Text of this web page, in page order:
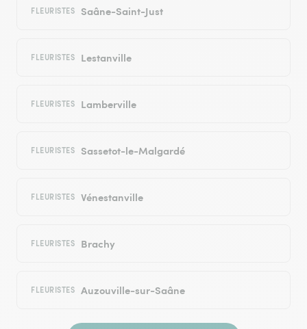
FLEURISTES Saâne-Saint-Just
FLEURISTES Lestanville
FLEURISTES Lamberville
FLEURISTES Sassetot-le-Malgardé
FLEURISTES Vénestanville
FLEURISTES Brachy
FLEURISTES Auzouville-sur-Saâne